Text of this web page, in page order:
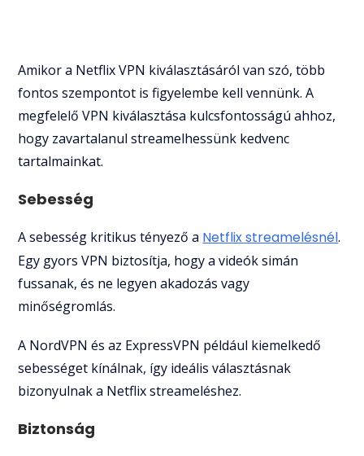
Amikor a Netflix VPN kiválasztásáról van szó, több
fontos szempontot is figyelembe kell vennünk. A
megfelelő VPN kiválasztása kulcsfontosságú ahhoz,
hogy zavartalanul streamelhessünk kedvenc
tartalmainkat.
Sebesség
A sebesség kritikus tényező a Netflix streamelésnél.
Egy gyors VPN biztosítja, hogy a videók simán
fussanak, és ne legyen akadozás vagy
minőségromlás.
A NordVPN és az ExpressVPN például kiemelkedő
sebességet kínálnak, így ideális választásnak
bizonyulnak a Netflix streameléshez.
Biztonság